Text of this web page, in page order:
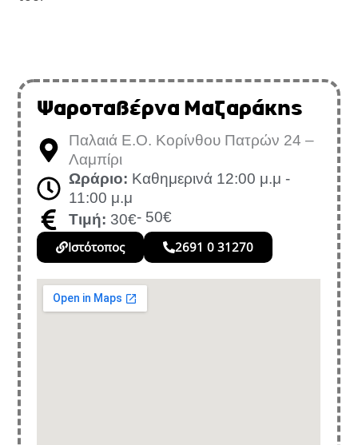
Ψαροταβέρνα Μαζαράκης
Παλαιά Ε.Ο. Κορίνθου Πατρών 24 –
Λαμπίρι
Ωράριο: Καθημερινά 12:00 μ.μ -
11:00 μ.μ
Τιμή: 30€- 50€
Ιστότοπος 2691 0 31270